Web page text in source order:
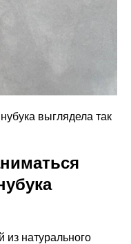
выглядела так
натурального